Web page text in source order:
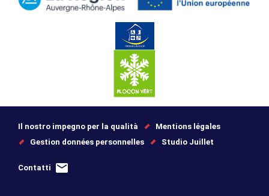
Il nostro impegno per la qualità
Mentions légales
Gestion données personnelles
Studio Juillet
Contatti